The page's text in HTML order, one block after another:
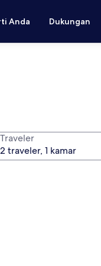
Anda Dukungan
Traveler